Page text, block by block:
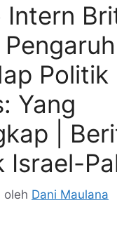
Intern
Politik
Yang
|
Israel-
oleh Dani Maulana